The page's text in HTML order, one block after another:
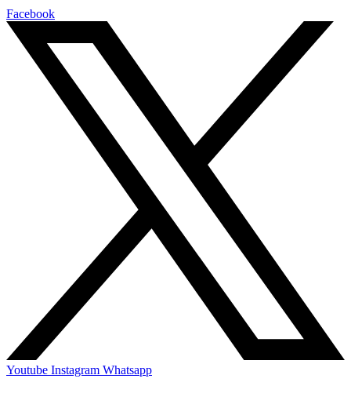
Facebook
Youtube Instagram Whatsapp